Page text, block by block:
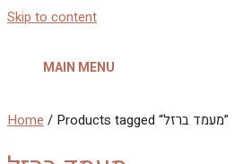
Skip to content
MAIN MENU
Home / Products tagged “מעמד ברזל”